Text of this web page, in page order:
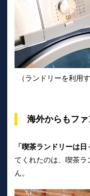
（ランドリーを利用
海外からもフ
「喫茶ランドリーは
てくれたのは、喫茶ラ
ん。